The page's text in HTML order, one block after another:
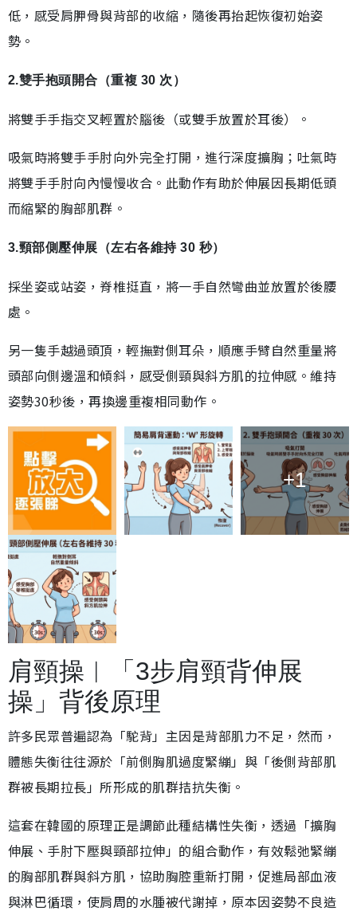
低，感受肩胛骨與背部的收縮，隨後再抬起恢復初始姿
勢。
2.雙手抱頭開合（重複 30 次）
將雙手手指交叉輕置於腦後（或雙手放置於耳後）。
吸氣時將雙手手肘向外完全打開，進行深度擴胸；吐氣時
將雙手手肘向內慢慢收合。此動作有助於伸展因長期低頭
而縮緊的胸部肌群。
3.頸部側壓伸展（左右各維持 30 秒）
採坐姿或站姿，脊椎挺直，將一手自然彎曲並放置於後腰
處。
另一隻手越過頭頂，輕撫對側耳朵，順應手臂自然重量將
頭部向側邊溫和傾斜，感受側頸與斜方肌的拉伸感。維持
姿勢30秒後，再換邊重複相同動作。
+1
肩頸操︱「3步肩頸背伸展
操」背後原理
許多民眾普遍認為「駝背」主因是背部肌力不足，然而，
體態失衡往往源於「前側胸肌過度緊繃」與「後側背部肌
群被長期拉長」所形成的肌群拮抗失衡。
這套在韓國的原理正是調節此種結構性失衡，透過「擴胸
伸展、手肘下壓與頸部拉伸」的組合動作，有效鬆弛緊繃
的胸部肌群與斜方肌，協助胸腔重新打開，促進局部血液
與淋巴循環，使肩周的水腫被代謝掉，原本因姿勢不良造